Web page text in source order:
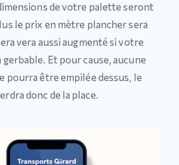
de votre palette seront
le prix en mètre plancher sera
vera aussi augmenté si votre
Et pour cause, aucune
pourra être empilée dessus, le
donc de la place.